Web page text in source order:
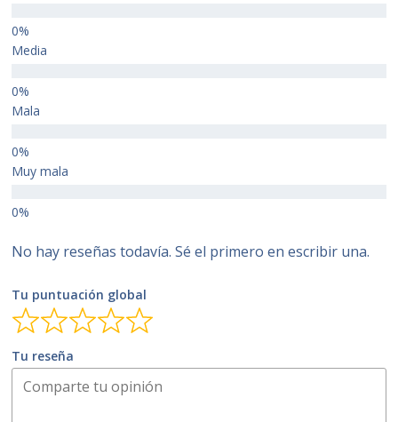
Media
Mala
Muy mala
No hay reseñas todavía. Sé el primero en escribir una.
Tu puntuación global
Tu reseña